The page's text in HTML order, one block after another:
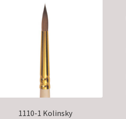
1110-1 Kolinsky